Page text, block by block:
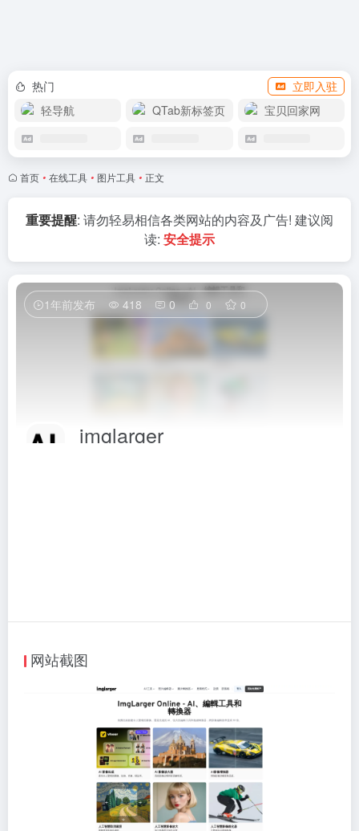
热门
立即入驻
轻导航
QTab新标签页 宝贝回家网
首页 • 在线工具 • 图片工具 • 正文
重要提醒: 请勿轻易相信各类网站的内容及广告! 建议阅
读: 安全提示
1年前发布 418 0 0 0
imglarger
网站截图